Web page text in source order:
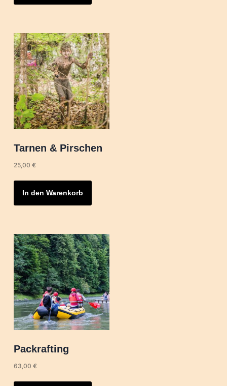
Tarnen & Pirschen
25,00 €
In den Warenkorb
Packrafting
63,00 €